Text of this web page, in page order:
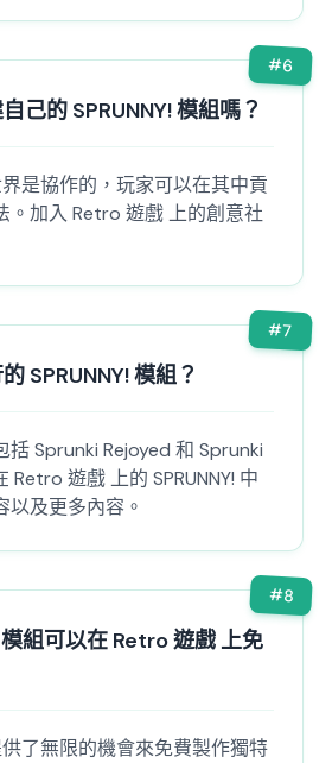
#6
己的 SPRUNNY! 模組嗎？
界是協作的，玩家可以在其中貢
。加入 Retro 遊戲 上的創意社
#7
SPRUNNY! 模組？
括 Sprunki Rejoyed 和 Sprunki
遊戲 上的 SPRUNNY! 中
以及更多內容。
#8
模組可以在 Retro 遊戲 上免
供了無限的機會來免費製作獨特